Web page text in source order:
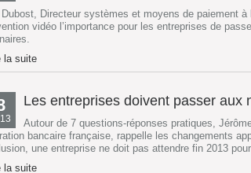
Directeur systèmes et moyens de paiement
vidéo l’importance pour les entreprises de
la suite
Les entreprises doivent passer aux
Autour de 7 questions-réponses pratiques,
bancaire française, rappelle les changements
une entreprise ne doit pas attendre fin 2013
la suite